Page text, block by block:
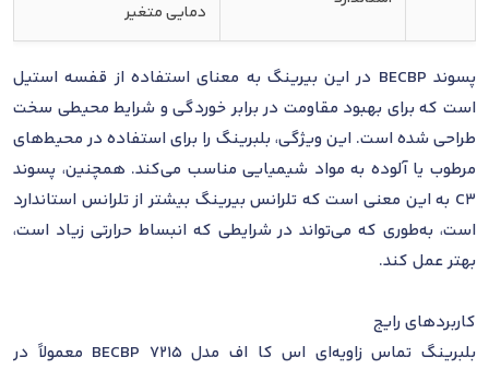
دمایی متغیر
پسوند BECBP در این بیرینگ به معنای استفاده از قفسه استیل
است که برای بهبود مقاومت در برابر خوردگی و شرایط محیطی سخت
طراحی شده است. این ویژگی، بلبرینگ را برای استفاده در محیط‌های
مرطوب یا آلوده به مواد شیمیایی مناسب می‌کند. همچنین، پسوند
C3 به این معنی است که تلرانس بیرینگ بیشتر از تلرانس استاندارد
است، به‌طوری که می‌تواند در شرایطی که انبساط حرارتی زیاد است،
بهتر عمل کند.
کاربردهای رایج
بلبرینگ تماس زاویه‌ای اس کا اف مدل 7215 BECBP معمولاً در